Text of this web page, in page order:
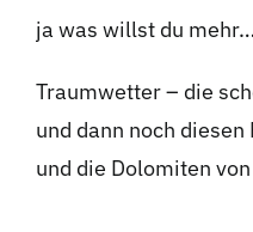
ja was willst du
Traumwetter – die
und dann noch
und die Dolomiten